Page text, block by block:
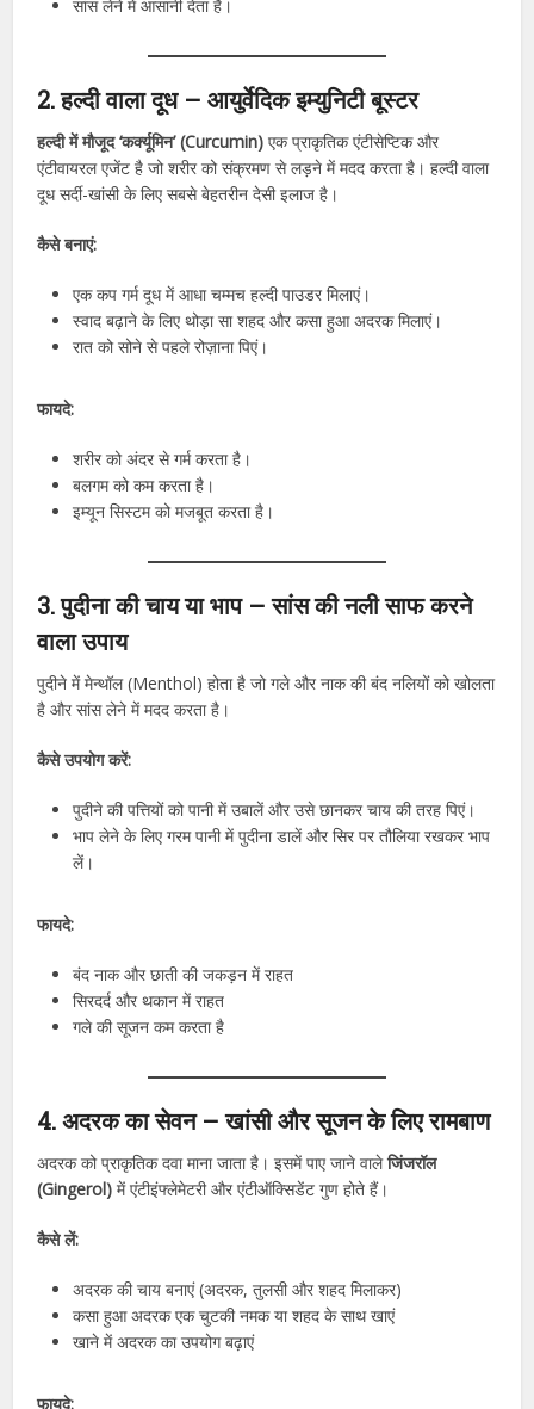
सांस लेने में आसानी देता है।
2. हल्दी वाला दूध – आयुर्वेदिक इम्युनिटी बूस्टर
हल्दी में मौजूद ‘कर्क्यूमिन’ (Curcumin) एक प्राकृतिक एंटीसेप्टिक और
एंटीवायरल एजेंट है जो शरीर को संक्रमण से लड़ने में मदद करता है। हल्दी वाला
दूध सर्दी-खांसी के लिए सबसे बेहतरीन देसी इलाज है।
कैसे बनाएं:
एक कप गर्म दूध में आधा चम्मच हल्दी पाउडर मिलाएं।
स्वाद बढ़ाने के लिए थोड़ा सा शहद और कसा हुआ अदरक मिलाएं।
रात को सोने से पहले रोज़ाना पिएं।
फायदे:
शरीर को अंदर से गर्म करता है।
बलगम को कम करता है।
इम्यून सिस्टम को मजबूत करता है।
3. पुदीना की चाय या भाप – सांस की नली साफ करने
वाला उपाय
पुदीने में मेन्थॉल (Menthol) होता है जो गले और नाक की बंद नलियों को खोलता
है और सांस लेने में मदद करता है।
कैसे उपयोग करें:
पुदीने की पत्तियों को पानी में उबालें और उसे छानकर चाय की तरह पिएं।
भाप लेने के लिए गरम पानी में पुदीना डालें और सिर पर तौलिया रखकर भाप
लें।
फायदे:
बंद नाक और छाती की जकड़न में राहत
सिरदर्द और थकान में राहत
गले की सूजन कम करता है
4. अदरक का सेवन – खांसी और सूजन के लिए रामबाण
अदरक को प्राकृतिक दवा माना जाता है। इसमें पाए जाने वालेजिंजरॉल
(Gingerol) में एंटीइंफ्लेमेटरी और एंटीऑक्सिडेंट गुण होते हैं।
कैसे लें:
अदरक की चाय बनाएं (अदरक, तुलसी और शहद मिलाकर)
कसा हुआ अदरक एक चुटकी नमक या शहद के साथ खाएं
खाने में अदरक का उपयोग बढ़ाएं
फायदे: